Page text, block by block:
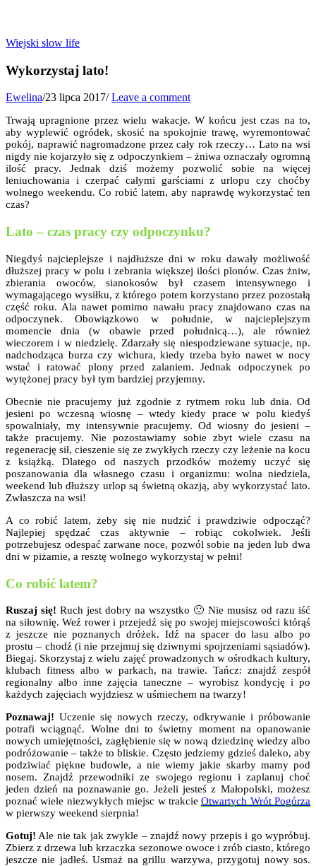
Wiejski slow life
Wykorzystaj lato!
Ewelina/23 lipca 2017/Leave a comment
Trwają upragnione przez wielu wakacje. W końcu jest czas na to,
aby wyplewić ogródek, skosić na spokojnie trawę, wyremontować
pokój, naprawić nagromadzone przez cały rok rzeczy… Lato na wsi
nigdy nie kojarzyło się z odpoczynkiem – żniwa oznaczały ogromną
ilość pracy. Jednak dziś możemy pozwolić sobie na więcej
leniuchowania i czerpać całymi garściami z urlopu czy choćby
wolnego weekendu. Co robić latem, aby naprawdę wykorzystać ten
czas?
Lato – czas pracy czy odpoczynku?
Niegdyś najcieplejsze i najdłuższe dni w roku dawały możliwość
dłuższej pracy w polu i zebrania większej ilości plonów. Czas żniw,
zbierania owoców, sianokosów był czasem intensywnego i
wymagającego wysiłku, z którego potem korzystano przez pozostałą
część roku. Ala nawet pomimo nawału pracy znajdowano czas na
odpoczynek. Obowiązkowo w południe, w najcieplejszym
momencie dnia (w obawie przed południcą…), ale również
wieczorem i w niedzielę. Zdarzały się niespodziewane sytuacje, np.
nadchodząca burza czy wichura, kiedy trzeba było nawet w nocy
wstać i ratować plony przed zalaniem. Jednak odpoczynek po
wytężonej pracy był tym bardziej przyjemny.
Obecnie nie pracujemy już zgodnie z rytmem roku lub dnia. Od
jesieni po wczesną wiosnę – wtedy kiedy prace w polu kiedyś
spowalniały, my intensywnie pracujemy. Od wiosny do jesieni –
także pracujemy. Nie pozostawiamy sobie zbyt wiele czasu na
regenerację sił, cieszenie się ze zwykłych rzeczy czy leżenie na kocu
z książką. Dlatego od naszych przodków możemy uczyć się
poszanowania dla własnego czasu i organizmu: wolna niedziela,
weekend lub dłuższy urlop są świetną okazją, aby wykorzystać lato.
Zwłaszcza na wsi!
A co robić latem, żeby się nie nudzić i prawdziwie odpocząć?
Najlepiej spędzać czas aktywnie – robiąc cokolwiek. Jeśli
potrzebujesz odespać zarwane noce, pozwól sobie na jeden lub dwa
dni w piżamie, a resztę wolnego wykorzystaj w pełni!
Co robić latem?
Ruszaj się! Ruch jest dobry na wszystko 🙂 Nie musisz od razu iść
na siłownię. Weź rower i przejedź się po swojej miejscowości którąś
z jeszcze nie poznanych dróżek. Idź na spacer do lasu albo po
prostu – chodź (i nie przejmuj się dziwnymi spojrzeniami sąsiadów).
Biegaj. Skorzystaj z wielu zajęć prowadzonych w ośrodkach kultury,
klubach fitness albo w parkach, na trawie. Tańcz: znajdź zespół
regionalny albo inne zajęcia taneczne – wyrobisz kondycję i po
każdych zajęciach wyjdziesz w uśmiechem na twarzy!
Poznawaj! Uczenie się nowych rzeczy, odkrywanie i próbowanie
potrafi wciągnąć. Wolne dni to świetny moment na opanowanie
nowych umiejętności, zagłębienie się w nową dziedzinę wiedzy albo
podróżowanie – także to bliskie. Często jedziemy gdzieś daleko, aby
podziwiać piękne budowle, a nie wiemy jakie skarby mamy pod
nosem. Znajdź przewodniki ze swojego regionu i zaplanuj choć
jeden dzień na poznawanie go. Jeżeli jesteś z Małopolski, możesz
poznać wiele niezwykłych miejsc w trakcieOtwartych Wrót Pogórza
w pierwszy weekend sierpnia!
Gotuj! Ale nie tak jak zwykle – znajdź nowy przepis i go wypróbuj.
Zbierz z drzewa lub krzaczka sezonowe owoce i zrób ciasto, którego
jeszcze nie jadłeś. Usmaż na grillu warzywa, przygotuj nowy sos.